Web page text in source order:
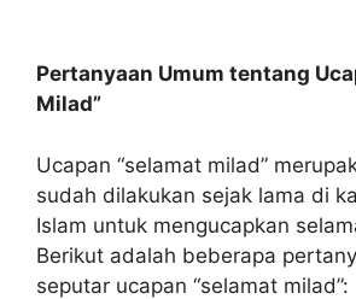
Pertanyaan Umum tentang
Milad”
Ucapan “selamat milad”
sudah dilakukan sejak lama di
Islam untuk mengucapkan
Berikut adalah beberapa
seputar ucapan “selamat milad”: